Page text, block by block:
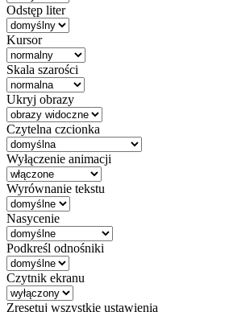
Odstęp liter
Kursor
Skala szarości
Ukryj obrazy
Czytelna czcionka
Wyłączenie animacji
Wyrównanie tekstu
Nasycenie
Podkreśl odnośniki
Czytnik ekranu
Zresetuj wszystkie ustawienia